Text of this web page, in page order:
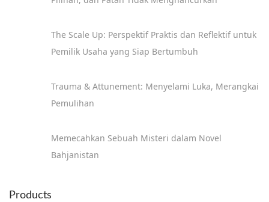
The Scale Up: Perspektif Praktis dan Reflektif untuk
Pemilik Usaha yang Siap Bertumbuh
Trauma & Attunement: Menyelami Luka, Merangkai
Pemulihan
Memecahkan Sebuah Misteri dalam Novel
Bahjanistan
Products